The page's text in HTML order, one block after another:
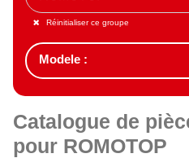
Réinitialiser ce groupe
Catalogue de
pour ROMOTOP